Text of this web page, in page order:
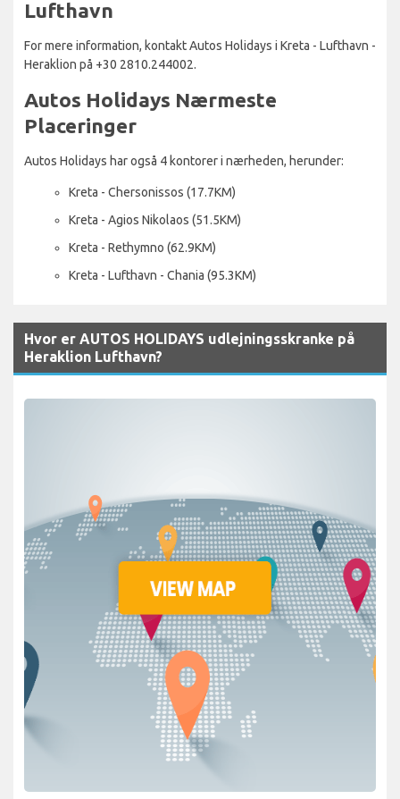
Lufthavn
For mere information, kontakt Autos Holidays i Kreta - Lufthavn -
Heraklion på +30 2810.244002.
Autos Holidays Nærmeste
Placeringer
Autos Holidays har også 4 kontorer i nærheden, herunder:
Kreta - Chersonissos (17.7KM)
Kreta - Agios Nikolaos (51.5KM)
Kreta - Rethymno (62.9KM)
Kreta - Lufthavn - Chania (95.3KM)
Hvor er AUTOS HOLIDAYS udlejningsskranke på
Heraklion Lufthavn?